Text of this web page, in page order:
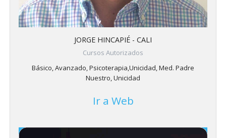
JORGE HINCAPIÉ - CALI
Cursos Autorizados
Básico, Avanzado, Psicoterapia,Unicidad, Med. Padre
Nuestro, Unicidad
Ir a Web